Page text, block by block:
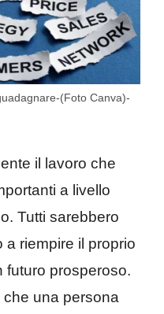
(Foto Canva)-
il lavoro che
a livello
Tutti sarebbero
riempire il proprio
futuro prosperoso.
una persona